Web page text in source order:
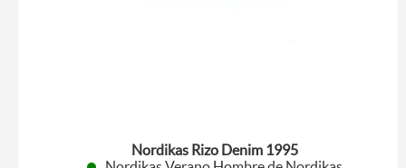
Nordikas Rizo Denim 1995